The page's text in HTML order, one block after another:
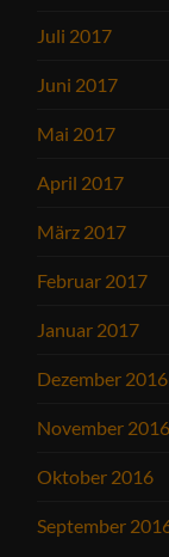
Juli 2017
Juni 2017
Mai 2017
April 2017
März 2017
Februar 2017
Januar 2017
Dezember 2016
November 2016
Oktober 2016
September